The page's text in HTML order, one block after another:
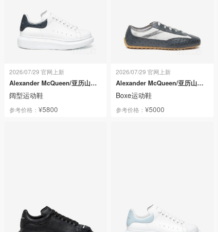
2026/07/29 官网上新
Alexander McQueen/亚历山大麦昆
阔型运动鞋
参考价格： ¥5800
2026/07/29 官网上新
Alexander McQueen/亚历山大麦昆
Boxe运动鞋
参考价格：¥5000